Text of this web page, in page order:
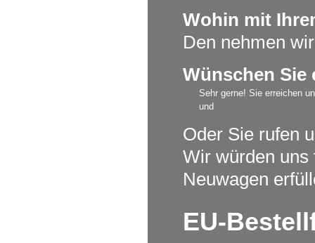
Wohin mit
Den nehmen
Wünschen Sie
Sehr gerne! Sie erreichen
und
Oder Sie rufen
Wir würden uns
Neuwagen
EU-